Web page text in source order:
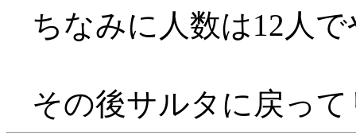
ちなみに人数は12人
その後サルタに戻っ